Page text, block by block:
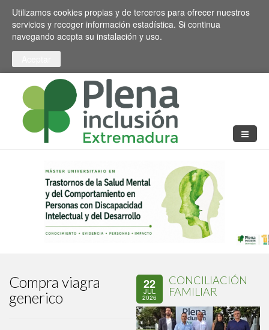
Pasar al contenido principal
Toggle high contrast
Utilizamos cookies propias y de terceros para ofrecer nuestros
servicios y recoger información estadística. Si continua
navegando acepta su instalación y uso.
Compra viagra
generico
22
JUL
2026
CONCILIACIÓN
FAMILIAR